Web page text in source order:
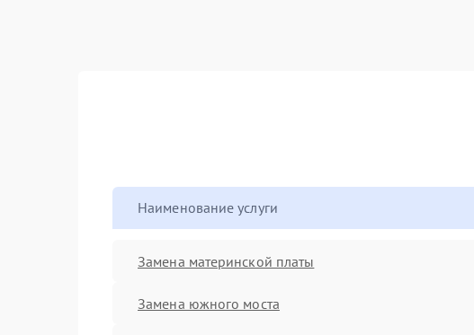
Наименование услуги
Замена материнской платы
Замена южного моста